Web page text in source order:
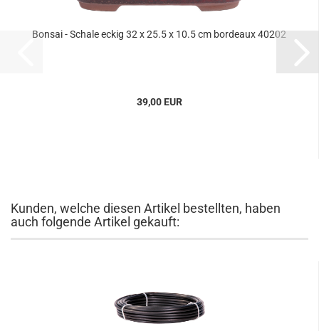
Bonsai - Schale eckig 32 x 25.5 x 10.5 cm bordeaux 40202
39,00 EUR
Kunden, welche diesen Artikel bestellten, haben
auch folgende Artikel gekauft: